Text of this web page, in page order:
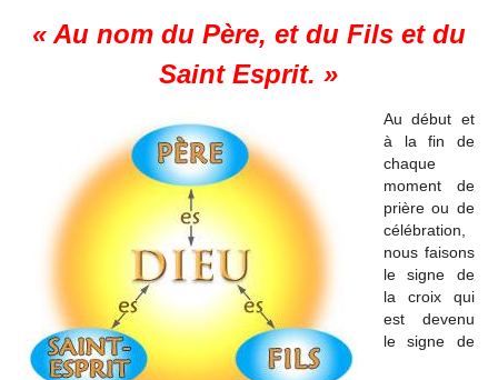
« Au nom du Père, et du Fils et du
Saint Esprit. »
Au début et
à la fin de
chaque
moment de
prière ou de
célébration,
nous faisons
le signe de
la croix qui
est devenu
le signe de